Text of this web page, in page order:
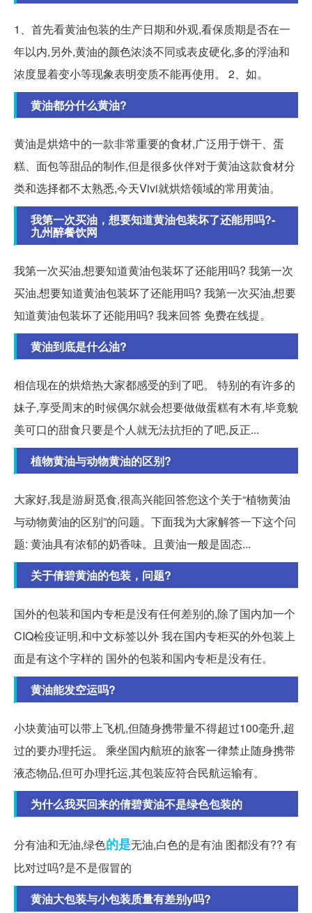
1、首先看黄油包装的生产日期和外观,看保质期是否在一
年以内,另外,黄油的颜色浓淡不同或表皮硬化,多的浮油和
浓度显着变小等现象表明变质不能再使用。 2、如。
黄油都分什么黄油?
黄油是烘焙中的一款非常重要的食材,广泛用于饼干、蛋
糕、面包等甜品的制作,但是很多伙伴对于黄油这款食材分
类和选择都不太熟悉,今天Vivi就烘焙领域的常用黄油。
我第一次买油，想要知道黄油包装坏了还能用吗?-
九州醉餐饮网
我第一次买油,想要知道黄油包装坏了还能用吗? 我第一次
买油,想要知道黄油包装坏了还能用吗? 我第一次买油,想要
知道黄油包装坏了还能用吗? 我来回答 免费在线提。
黄油到底是什么油?
相信现在的烘焙热大家都感受的到了吧。 特别的有许多的
妹子,享受周末的时候偶尔就会想要做做蛋糕有木有,毕竟貌
美可口的甜食只要是个人就无法抗拒的了吧,反正...
植物黄油与动物黄油的区别?
大家好,我是游厨觅食,很高兴能回答您这个关于“植物黄油
与动物黄油的区别”的问题。下面我为大家解答一下这个问
题: 黄油具有浓郁的奶香味。且黄油一般是固态...
关于倩碧黄油的包装，问题?
国外的包装和国内专柜是没有任何差别的,除了国内加一个
CIQ检疫证明,和中文标签以外 我在国内专柜买的外包装上
面是有这个字样的 国外的包装和国内专柜是没有任。
黄油能发空运吗?
小块黄油可以带上飞机,但随身携带量不得超过100毫升,超
过的要办理托运。 乘坐国内航班的旅客一律禁止随身携带
液态物品,但可办理托运,其包装应符合民航运输有。
为什么我买回来的倩碧黄油不是绿色包装的
分有油和无油,绿色的是无油,白色的是有油 图都没有?? 有
比对过吗?是不是假冒的
黄油大包装与小包装质量有差别y吗?